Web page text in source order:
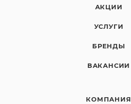
АКЦИИ
УСЛУГИ
БРЕНДЫ
ВАКАНСИИ
КОМПАНИЯ